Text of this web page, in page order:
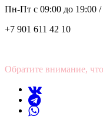
Пн-Пт с 09:00 до 19:00 /
+7 901 611 42 10
Обратите внимание,